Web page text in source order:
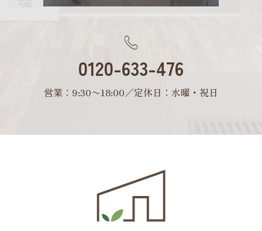
0120-633-476
営業：9:30〜18:00／定休日：水曜・祝日